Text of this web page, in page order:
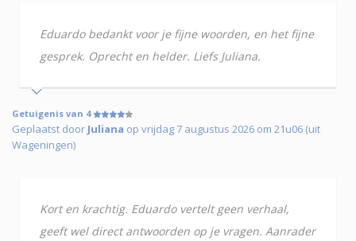
Eduardo bedankt voor je fijne woorden, en het fijne
gesprek. Oprecht en helder. Liefs Juliana.
Getuigenis van 4
Geplaatst door Juliana op vrijdag 7 augustus 2026 om 21u06 (uit
Wageningen)
Kort en krachtig. Eduardo vertelt geen verhaal,
geeft wel direct antwoorden op je vragen. Aanrader